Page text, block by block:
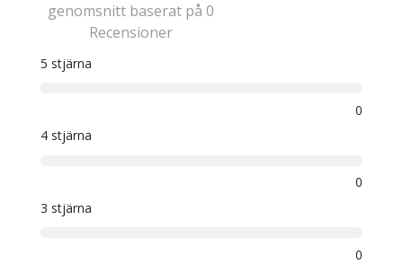
genomsnitt baserat på 0
Recensioner
5 stjärna
0
4 stjärna
0
3 stjärna
0